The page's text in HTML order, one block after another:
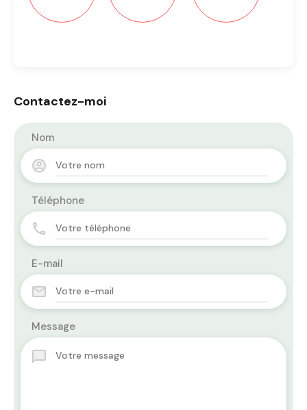
Contactez-moi
Nom
Téléphone
E-mail
Message